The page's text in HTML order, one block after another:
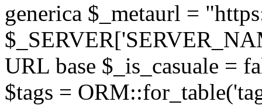
generica $_metaurl =
URL base $_is_casuale =
$tags =